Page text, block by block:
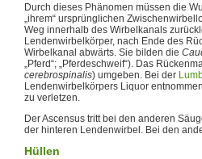
Durch dieses Phänomen müssen die
„ihrem“ ursprünglichen
Weg innerhalb des Wirbelkanals
Lendenwirbelkörper, nach Ende des
Wirbelkanal abwärts. Sie bilden die
„Pferd“; „Pferdeschweif“). Das
cerebrospinalis) umgeben. Bei der
Lendenwirbelkörpers Liquor
zu verletzen.
Der Ascensus tritt bei den anderen
der hinteren Lendenwirbel. Bei den
Hüllen